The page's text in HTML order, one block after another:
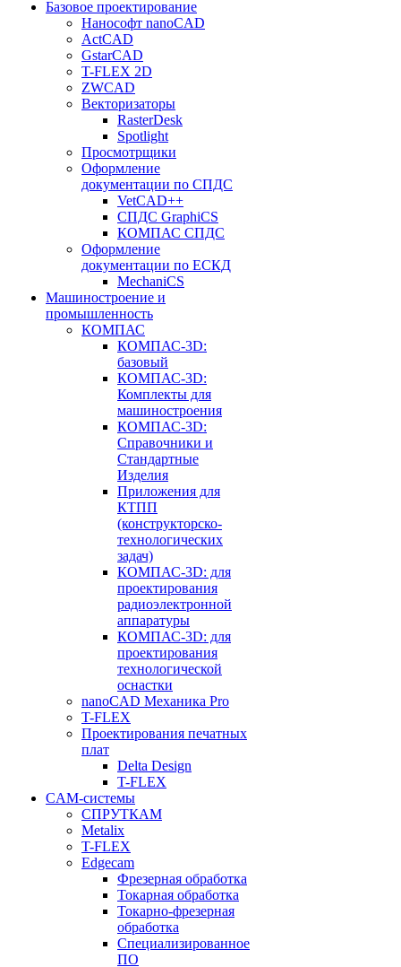
Базовое проектирование
Нанософт nanoCAD
ActCAD
GstarCAD
T-FLEX 2D
ZWCAD
Векторизаторы
RasterDesk
Spotlight
Просмотрщики
Оформление
документации по СПДС
VetCAD++
СПДС GraphiCS
КОМПАС СПДС
Оформление
документации по ЕСКД
MechaniCS
Машиностроение и
промышленность
КОМПАС
КОМПАС-3D:
базовый
КОМПАС-3D:
Комплекты для
машиностроения
КОМПАС-3D:
Справочники и
Стандартные
Изделия
Приложения для
КТПП
(конструкторско-
технологических
задач)
КОМПАС-3D: для
проектирования
радиоэлектронной
аппаратуры
КОМПАС-3D: для
проектирования
технологической
оснастки
nanoCAD Механика Pro
T-FLEX
Проектирования печатных
плат
Delta Design
T-FLEX
CAM-системы
СПРУТКAM
Metalix
T-FLEX
Edgecam
Фрезерная обработка
Токарная обработка
Токарно-фрезерная
обработка
Специализированное
ПО